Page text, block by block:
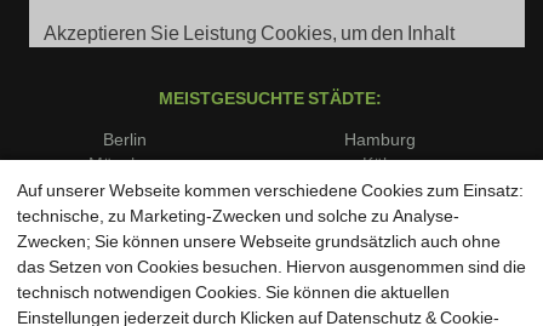
Akzeptieren Sie Leistung Cookies, um den Inhalt
MEISTGESUCHTE STÄDTE:
Berlin
München
Frankfurt am Main
Düsseldorf
Essen
Dresden
Hannover
Duisburg
Hamburg
Köln
Stuttgart
Dortmund
Bremen
Leipzig
Nürnberg
Bochum
Auf unserer Webseite kommen verschiedene Cookies zum Einsatz:
technische, zu Marketing-Zwecken und solche zu Analyse-
Zwecken; Sie können unsere Webseite grundsätzlich auch ohne
das Setzen von Cookies besuchen. Hiervon ausgenommen sind die
technisch notwendigen Cookies. Sie können die aktuellen
Einstellungen jederzeit durch Klicken auf Datenschutz & Cookie-